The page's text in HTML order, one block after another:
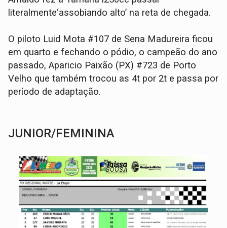
literalmente‘assobiando alto’ na reta de chegada.
O piloto Luid Mota #107 de Sena Madureira ficou
em quarto e fechando o pódio, o campeão do ano
passado, Aparicio Paixão (PX) #723 de Porto
Velho que também trocou as 4t por 2t e passa por
período de adaptação.
JUNIOR/FEMININA